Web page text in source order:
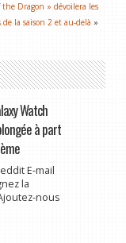
the Dragon » dévoilera les
de la saison 2 et au-delà »
Watch
à part
E-mail
la
nous